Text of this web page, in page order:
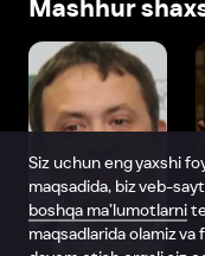
Mashhur
Siz uchun eng yaxshi
maqsadida, biz veb-
boshqa ma’lumotlarni
maqsadlarida olamiz va